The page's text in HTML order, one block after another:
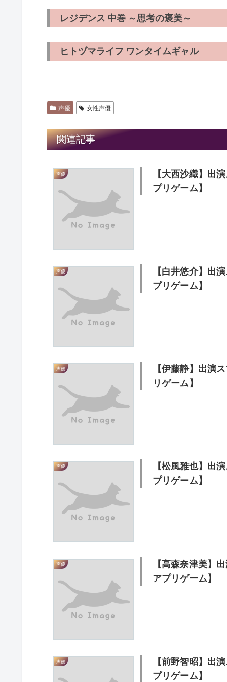
レジデンス 中巻 ～思考の褒美～
ヒトヅマライフ ワンタイムギャル
声優 女性声優
関連記事
声優
【大西沙織】出
プリゲーム】
声優
【白井悠介】出
プリゲーム】
声優
【伊藤静】出演
リゲーム】
声優
【松風雅也】出
プリゲーム】
声優
【高森奈津美】
アプリゲーム】
声優
【前野智昭】出
プリゲーム】